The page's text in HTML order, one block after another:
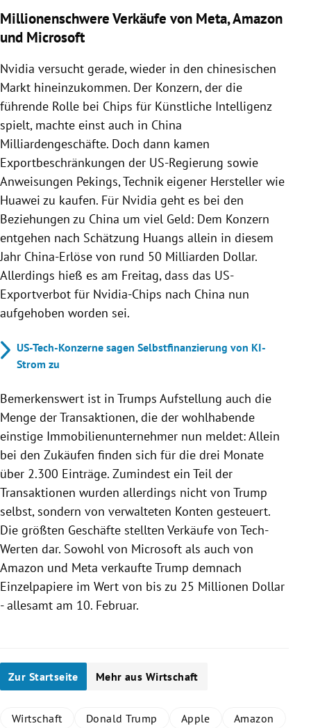
Millionenschwere Verkäufe von Meta, Amazon
und Microsoft
Nvidia versucht gerade, wieder in den chinesischen
Markt hineinzukommen. Der Konzern, der die
führende Rolle bei Chips für Künstliche Intelligenz
spielt, machte einst auch in China
Milliardengeschäfte. Doch dann kamen
Exportbeschränkungen der US-Regierung sowie
Anweisungen Pekings, Technik eigener Hersteller wie
Huawei zu kaufen. Für Nvidia geht es bei den
Beziehungen zu China um viel Geld: Dem Konzern
entgehen nach Schätzung Huangs allein in diesem
Jahr China-Erlöse von rund 50 Milliarden Dollar.
Allerdings hieß es am Freitag, dass das US-
Exportverbot für Nvidia-Chips nach China nun
aufgehoben worden sei.
US-Tech-Konzerne sagen Selbstfinanzierung von KI-
Strom zu
Bemerkenswert ist in Trumps Aufstellung auch die
Menge der Transaktionen, die der wohlhabende
einstige Immobilienunternehmer nun meldet: Allein
bei den Zukäufen finden sich für die drei Monate
über 2.300 Einträge. Zumindest ein Teil der
Transaktionen wurden allerdings nicht von Trump
selbst, sondern von verwalteten Konten gesteuert.
Die größten Geschäfte stellten Verkäufe von Tech-
Werten dar. Sowohl von Microsoft als auch von
Amazon und Meta verkaufteTrump demnach
Einzelpapiere im Wert von bis zu 25 Millionen Dollar
- allesamt am 10. Februar.
Zur Startseite Mehr aus Wirtschaft
Wirtschaft Donald Trump Apple
Amazon